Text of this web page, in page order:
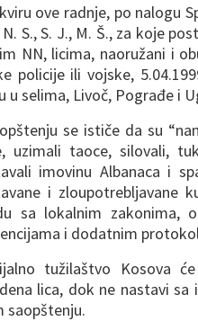
ove radnje, po nalogu
N. S., S. J., M. Š., za koje
NN, licima, naoružani i
policije ili vojske,
u selima, Livoč, Pograđe i
se ističe da su
uzimali taoce, silovali,
imovinu Albanaca i
i zloupotrebljavane
sa lokalnim zakonima,
i dodatnim
tužilaštvo Kosova
lica, dok ne nastavi
saopštenju.